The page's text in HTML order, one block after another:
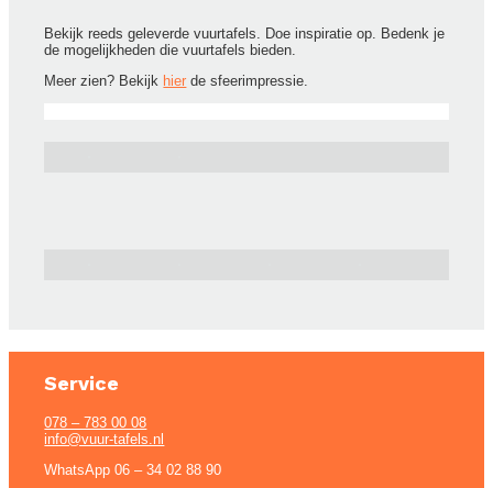
Bekijk reeds geleverde vuurtafels. Doe inspiratie op. Bedenk je
de mogelijkheden die vuurtafels bieden.
Meer zien? Bekijk hier de sfeerimpressie.
Service
078 – 783 00 08
info@vuur-tafels.nl
WhatsApp 06 – 34 02 88 90